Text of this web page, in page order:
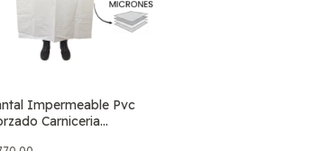
Impermeable Pvc
Carniceria